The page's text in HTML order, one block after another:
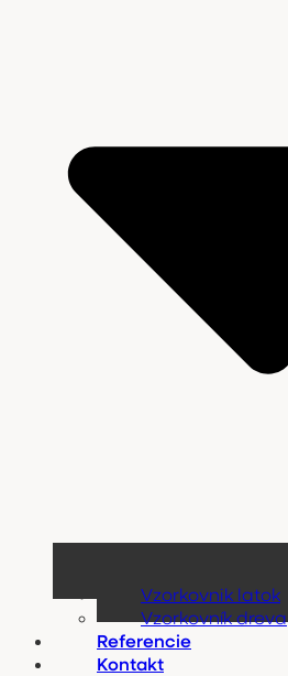
Vzorkovnik latok
Vzorkovník dreva
Referencie
Kontakt